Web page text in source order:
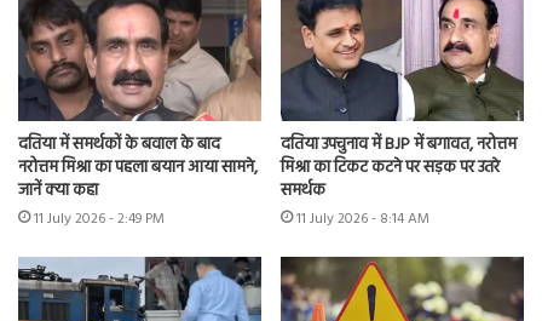
दतिया में समर्थकों के बवाल के बाद
नरोत्तम मिश्रा का पहला बयान आया सामने,
जानें क्या कहा
11 July 2026 - 2:49 PM
दतिया उपचुनाव में BJP में बगावत, नरोत्तम
मिश्रा का टिकट कटने पर सड़क पर उतरे
समर्थक
11 July 2026 - 8:14 AM